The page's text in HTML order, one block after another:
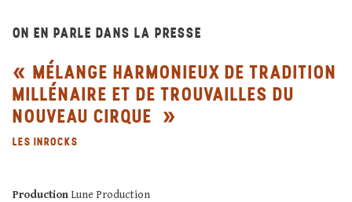
ON EN PARLE DANS LA PRESSE
MÉLANGE HARMONIEUX DE TRADITION
MILLÉNAIRE ET DE TROUVAILLES DU
NOUVEAU CIRQUE
LES INROCKS
Production Lune Production